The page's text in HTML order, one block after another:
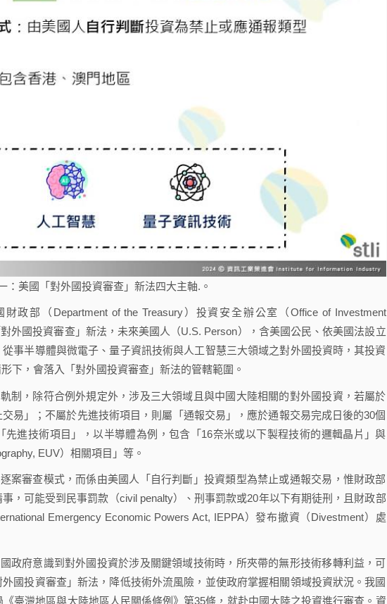
：美國「對外國投資審查」新法四大主軸.。
政部（Department of the Treasury）投資安全辦公室（Office of Investment
外國投資審查」新法，未來美國人（U.S. Person），含美國公民、依美國法設立
事半導體與微電子、量子資訊技術與人工智慧三大領域之對外國投資時，其投資
下，會落入「對外國投資審查」新法的管轄範圍。
制，除符合例外規定外，涉及三大領域且與中國大陸相關的對外國投資，若屬於
易」；不屬於先進技術項目，則屬「通報交易」，應於通報交易完成日後的30個
先進技術項目」，以半導體為例，包含「16奈米或以下製程技術的邏輯晶片」與
EUV）相關項目」等。
案審查模式，而係由美國人「自行判斷」投資類型為禁止或通報交易，惟財政部
，可能受到民事罰款（civil penalty）、刑事罰款或20年以下有期徒刑，且財政部
Emergency Economic Powers Act, IEPPA）發布撤資（Divestment）處
政府意識到對外國投資於涉及關鍵領域技術時，所夾帶的無形技術移轉利益，可
國投資審查」新法，降低技術外流風險，並使政府掌握相關領域投資狀況。我國
臺灣地區與大陸地區人民關係條例》第35條，就赴中國大陸之投資進行審查。資